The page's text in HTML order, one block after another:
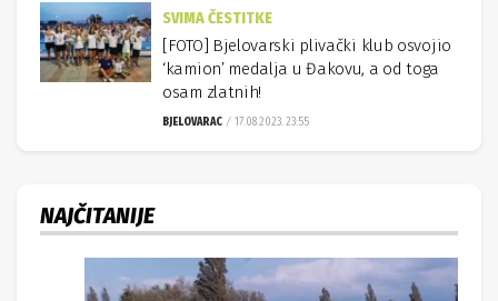
SVIMA ČESTITKE
[FOTO] Bjelovarski plivački klub osvojio
‘kamion’ medalja u Đakovu, a od toga
osam zlatnih!
BJELOVARAC 17.08.2023. 23:55
NAJČITANIJE